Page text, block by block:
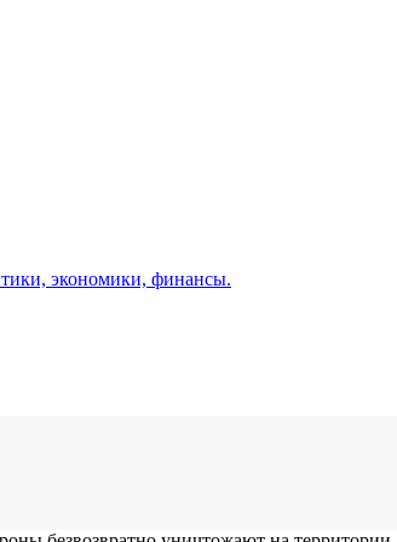
экономики, финансы.